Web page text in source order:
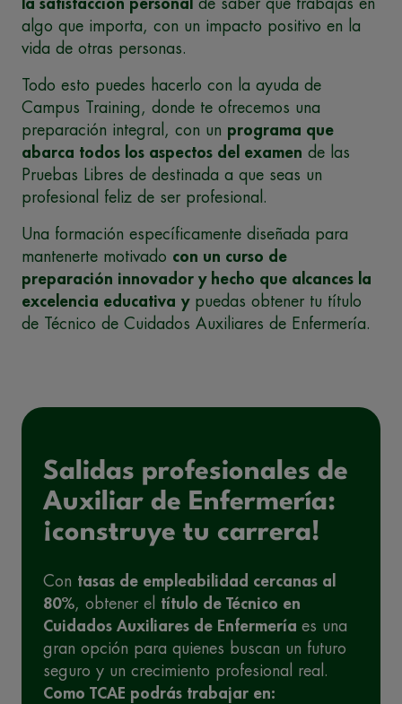
la satisfacción personal
de saber que trabajas en
algo que importa, con un impacto positivo en la
vida de otras personas.
Todo esto puedes hacerlo con la ayuda de
Campus Training, donde te ofrecemos una
preparación integral, con un programa que
abarca todos los aspectos del examen de las
Pruebas Libres de destinada a que seas un
profesional feliz de ser profesional.
Una formación específicamente diseñada para
mantenerte motivado con un curso de
preparación innovador y hecho que alcances la
excelencia educativa ypuedas obtener tu título
de Técnico de Cuidados Auxiliares de Enfermería.
Salidas profesionales de
Auxiliar de Enfermería:
¡construye tu carrera!
Con tasas de empleabilidad cercanas al
80%, obtener el título de Técnico en
Cuidados Auxiliares de Enfermería es una
gran opción para quienes buscan un futuro
seguro y un crecimiento profesional real.
Como TCAE podrás trabajar en: